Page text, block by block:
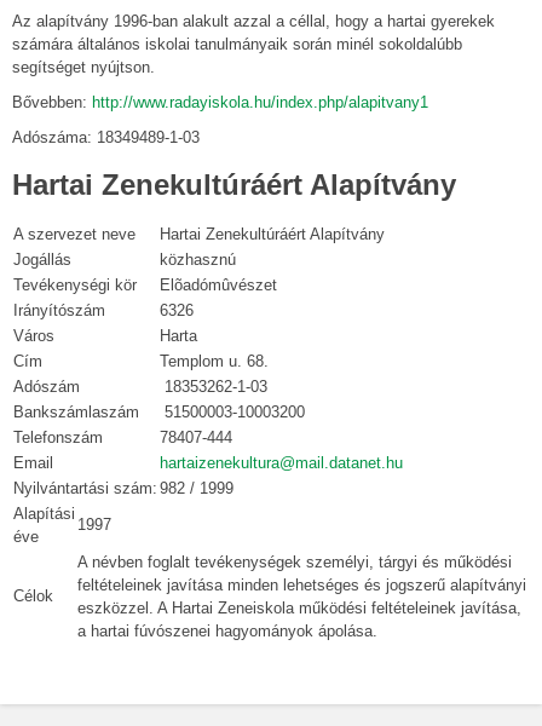
Az alapítvány 1996-ban alakult azzal a céllal, hogy a hartai gyerekek
számára általános iskolai tanulmányaik során minél sokoldalúbb
segítséget nyújtson.
Bővebben: http://www.radayiskola.hu/index.php/alapitvany1
Adószáma: 18349489-1-03
Hartai Zenekultúráért Alapítvány
A szervezet neve
Hartai Zenekultúráért Alapítvány
Jogállás
közhasznú
Tevékenységi kör
Elõadómûvészet
Irányítószám
6326
Város
Harta
Cím
Templom u. 68.
Adószám
18353262-1-03
Bankszámlaszám
51500003-10003200
Telefonszám
78407-444
Email
hartaizenekultura@mail.datanet.hu
Nyilvántartási szám: 982 / 1999
Alapítási
éve
1997
Célok
A névben foglalt tevékenységek személyi, tárgyi és működési
feltételeinek javítása minden lehetséges és jogszerű alapítványi
eszközzel. A Hartai Zeneiskola működési feltételeinek javítása,
a hartai fúvószenei hagyományok ápolása.